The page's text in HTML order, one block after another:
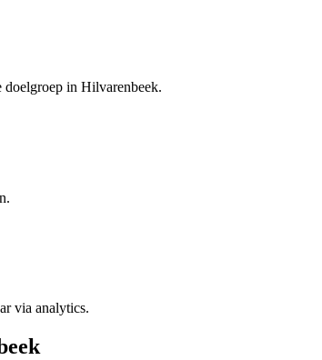
doelgroep in Hilvarenbeek.
via analytics.